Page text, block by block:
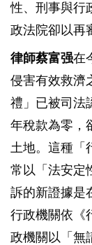
性、刑事與行
政法院卻以再
律師蔡富强在
侵害有效救濟
禮」已被司法
年稅款為零，
土地。這種「
常以「法安定
訴的新證據是
行政機關依《
政機關以「無